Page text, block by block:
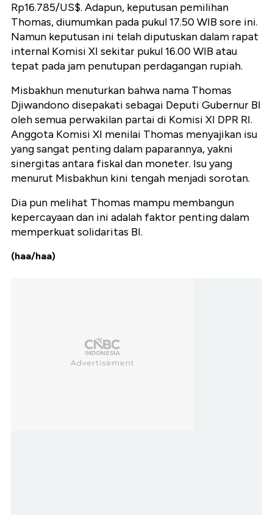
Rp16.785/US$. Adapun, keputusan pemilihan
Thomas, diumumkan pada pukul 17.50 WIB sore ini.
Namun keputusan ini telah diputuskan dalam rapat
internal Komisi XI sekitar pukul 16.00 WIB atau
tepat pada jam penutupan perdagangan rupiah.
Misbakhun menuturkan bahwa nama Thomas
Djiwandono disepakati sebagai Deputi Gubernur BI
oleh semua perwakilan partai di Komisi XI DPR RI.
Anggota Komisi XI menilai Thomas menyajikan isu
yang sangat penting dalam paparannya, yakni
sinergitas antara fiskal dan moneter. Isu yang
menurut Misbakhun kini tengah menjadi sorotan.
Dia pun melihat Thomas mampu membangun
kepercayaan dan ini adalah faktor penting dalam
memperkuat solidaritas BI.
(haa/haa)